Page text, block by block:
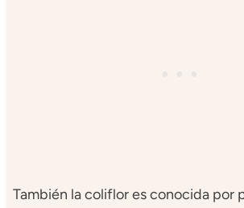
También la coliflor es conocida por